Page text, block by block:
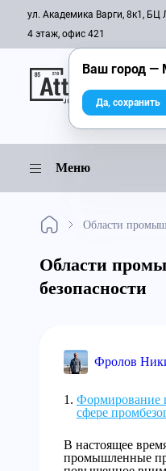
ул. Академика Варги, 8к1, БЦ
4 этаж, офис 421
Онлайн-журнал
Меню
Области
Области
безопасности
Фролов
Формирование
сфере
В настоящее
промышленные
Ваш город —
Да, сохранить